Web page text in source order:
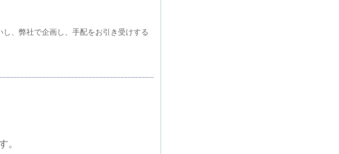
、弊社で企画し、手配をお引き受けする
。